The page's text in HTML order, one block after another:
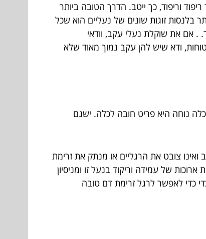
וריפוד, כך ייטב. הדרך הטובה ביותר
בלנסות זוגות שונים של נעליים הוא שכל
אם את שוקלת נעלי עקב, וודאי
ודא שיש להן עקב נמוך מאוד שלא
נוחה היא פריט חובה לכלה. ישנם
צובט את הרגליים או מנתק את זרימת
אינץ' או פחות. יש לקחת בחשבון שעות ארוכות של עמידה וריקוד בנעל זו ומניסיון
כדי לאפשר לרגל זרימת דם טובה